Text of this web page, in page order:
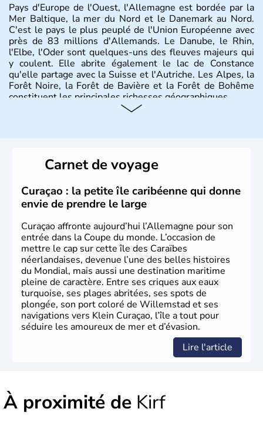
Pays d'Europe de l'Ouest, l'Allemagne est bordée par la
Mer Baltique, la mer du Nord et le Danemark au Nord.
C'est le pays le plus peuplé de l'Union Européenne avec
près de 83 millions d'Allemands. Le Danube, le Rhin,
l'Elbe, l'Oder sont quelques-uns des fleuves majeurs qui
y coulent. Elle abrite également le lac de Constance
qu'elle partage avec la Suisse et l'Autriche. Les Alpes, la
Forêt Noire, la Forêt de Bavière et la Forêt de Bohême
constituent les principales richesses géographiques.
lesquelles bénéficient d'une grande autonomie. Le pays
peut se targuer de grands noms qu'il a vu naître dans tous
les domaines, des arts à la politique en passant par la
philosophie. Hertz, Gutenberg, Heidegger, Thomas Mann,
Herman Hesse ou bien Hegel en font partie.
Carnet de voyage
Curaçao : la petite île caribéenne qui donne
envie de prendre le large
Curaçao affronte aujourd’hui l’Allemagne pour son
entrée dans la Coupe du monde. L’occasion de
mettre le cap sur cette île des Caraïbes
néerlandaises, devenue l’une des belles histoires
du Mondial, mais aussi une destination maritime
pleine de caractère. Entre ses criques aux eaux
turquoise, ses plages abritées, ses spots de
plongée, son port coloré de Willemstad et ses
navigations vers Klein Curaçao, l’île a tout pour
séduire les amoureux de mer et d’évasion.
Lire l'article
À proximité de Kirf